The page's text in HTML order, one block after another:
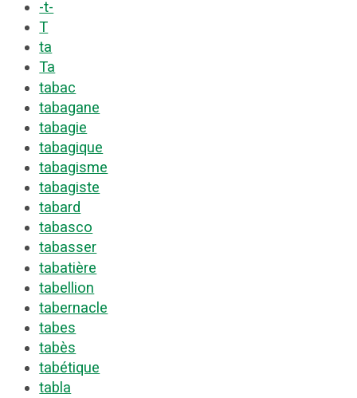
-t-
T
ta
Ta
tabac
tabagane
tabagie
tabagique
tabagisme
tabagiste
tabard
tabasco
tabasser
tabatière
tabellion
tabernacle
tabes
tabès
tabétique
tabla